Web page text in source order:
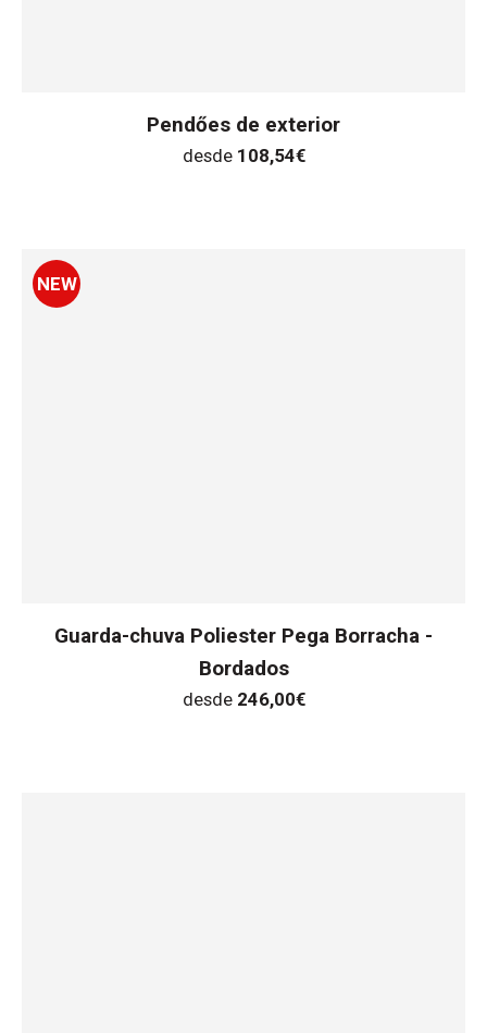
Pendőes de exterior
desde 108,54€
NEW
Guarda-chuva Poliester Pega Borracha -
Bordados
desde 246,00€